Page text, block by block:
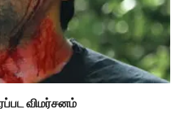
விமர்சனம்